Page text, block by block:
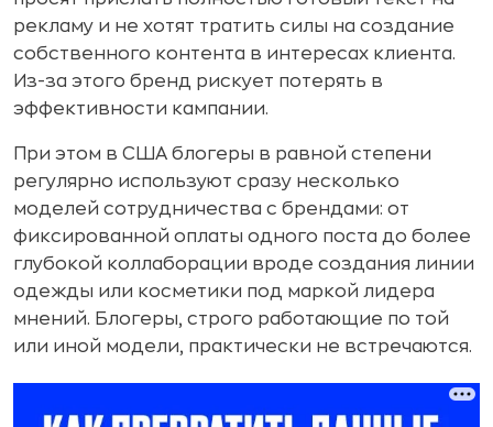
рекламу и не хотят тратить силы на создание
собственного контента в интересах клиента.
Из-за этого бренд рискует потерять в
эффективности кампании.
При этом в США блогеры в равной степени
регулярно используют сразу несколько
моделей сотрудничества с брендами: от
фиксированной оплаты одного поста до более
глубокой коллаборации вроде создания линии
одежды или косметики под маркой лидера
мнений. Блогеры, строго работающие по той
или иной модели, практически не встречаются.